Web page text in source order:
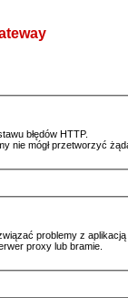
błędów HTTP.
nie mógł przetworzyć
problemy z
proxy lub bramie.